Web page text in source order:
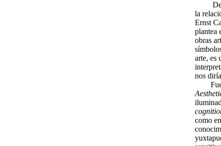
la
Ernst
plantea
obras
arte, es
nos
como